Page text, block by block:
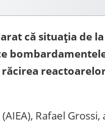
că situația de
Rafael